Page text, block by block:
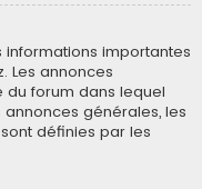
informations importantes
Les annonces
forum dans lequel
générales, les
définies par les